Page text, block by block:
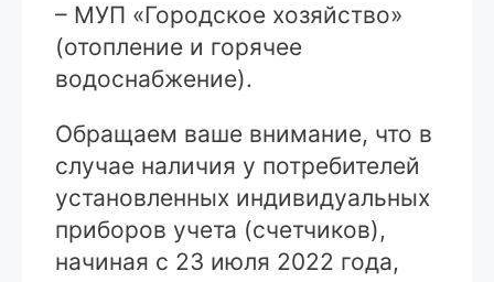
– МУП «Городское хозяйство»
(отопление и горячее
водоснабжение).
Обращаем ваше внимание, что в
случае наличия у потребителей
установленных индивидуальных
приборов учета (счетчиков),
начиная с 23 июля 2022 года,